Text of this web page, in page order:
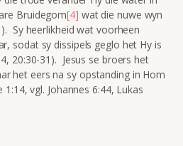
Bruidegom[4] wat die nuwe wyn
Sy heerlikheid wat voorheen
sodat sy dissipels geglo het Hy is
20:30-31). Jesus se broers het
het eers na sy opstanding in Hom
1:14, vgl. Johannes 6:44, Lukas